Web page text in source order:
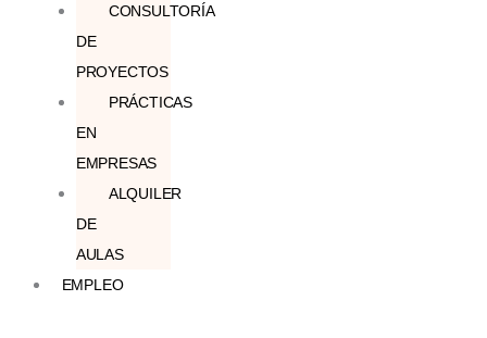
CONSULTORÍA
DE
PROYECTOS
PRÁCTICAS
EN
EMPRESAS
ALQUILER
DE
AULAS
EMPLEO